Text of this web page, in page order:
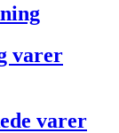
varer
varer